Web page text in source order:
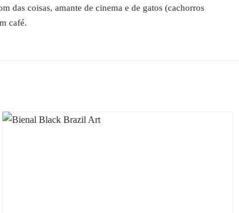
das coisas, amante de cinema e de gatos (cachorros
café.